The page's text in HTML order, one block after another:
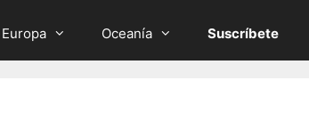
Europa Oceanía Suscríbete